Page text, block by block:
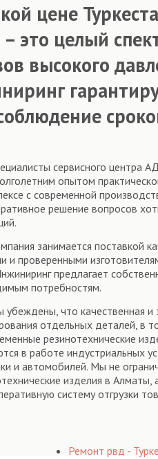
цене
целый
высокого
сервисного
опытом
с современной
решение вопросов
занимается поставкой
и проверенными
предлагает
потребностям.
что качественная
отдельных деталей, в
резинотехнические
в работе индустриальных
и автомобилей. Мы не
изделия в
систему отгрузки
Ремонт рвд -